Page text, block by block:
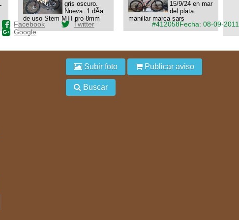
Facebook
Twitter
Google
#412058Fecha: 08-09-2011
gris oscuro.
Nueva. 1 dÃ­a
de uso Stem MTI pro 8mm
15/9/24 en mar
del plata
manillar marca sars
Subir foto Publicar aviso
Buscar